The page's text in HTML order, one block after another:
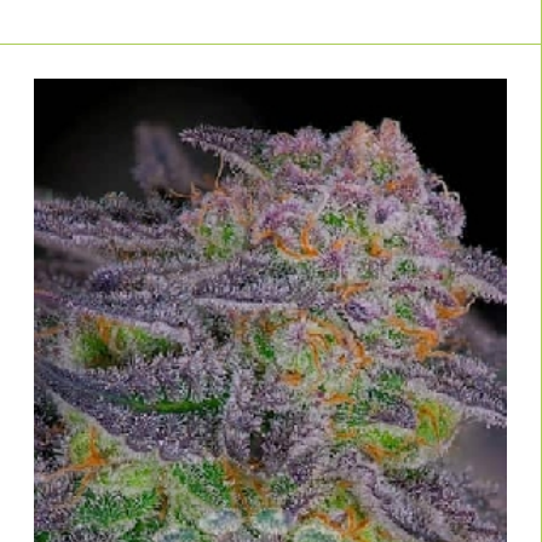
Beratung – sowohl für Anfänger als auch für professionelle Grower. Jetzt
Hanfsamen-Shop von Linda Seedsstöbern und die passende Sorte
finden! Für Grower, die besonders pflegeleichte & widerstandsfähige
Pflanzen suchen, gibt es hier dieTOP 10 robuste feminisierte Sorten
Häufige Fragen zu feminisierten
Hanfsamen
Warum sind feminisierte Hanfsamen so beliebt?
Feminisierte Hanfsamen liefern fast ausschließlich weibliche Pflanzen und
damit planbare, effiziente Durchgänge – ohne Selektionsverluste durch
männliche Pflanzen. Gerade bei begrenztem Platz holst du so das
Maximum an Blütenmasse aus jedem Seed heraus.
Sind feminisierte Seeds für Einsteiger geeignet?